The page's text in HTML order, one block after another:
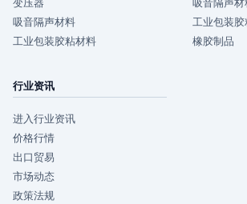
吸音隔声材料
工业包装胶粘材料
工业包装
橡胶制品
行业资讯
进入行业资讯
价格行情
出口贸易
市场动态
政策法规